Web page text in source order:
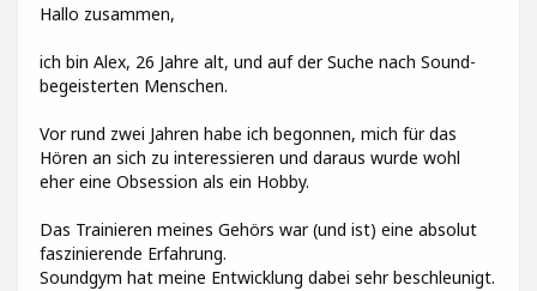
Hallo zusammen,
ich bin Alex, 26 Jahre alt, und auf der Suche nach Sound-
begeisterten Menschen.
Vor rund zwei Jahren habe ich begonnen, mich für das
Hören an sich zu interessieren und daraus wurde wohl
eher eine Obsession als ein Hobby.
Das Trainieren meines Gehörs war (und ist) eine absolut
faszinierende Erfahrung.
Soundgym hat meine Entwicklung dabei sehr beschleunigt.